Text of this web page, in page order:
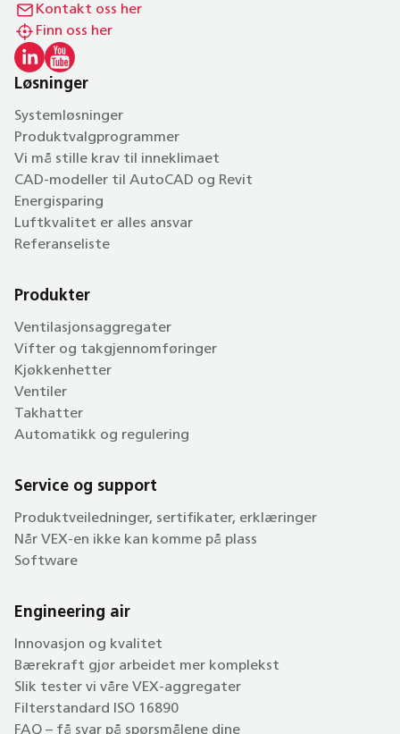
Kontakt oss her
Finn oss her
Løsninger
Systemløsninger
Produktvalgprogrammer
Vi må stille krav til inneklimaet
CAD-modeller til AutoCAD og Revit
Energisparing
Luftkvalitet er alles ansvar
Referanseliste
Produkter
Ventilasjonsaggregater
Vifter og takgjennomføringer
Kjøkkenhetter
Ventiler
Takhatter
Automatikk og regulering
Service og support
Produktveiledninger, sertifikater, erklæringer
Når VEX-en ikke kan komme på plass
Software
Engineering air
Innovasjon og kvalitet
Bærekraft gjør arbeidet mer komplekst
Slik tester vi våre VEX-aggregater
Filterstandard ISO 16890
FAQ – få svar på spørsmålene dine